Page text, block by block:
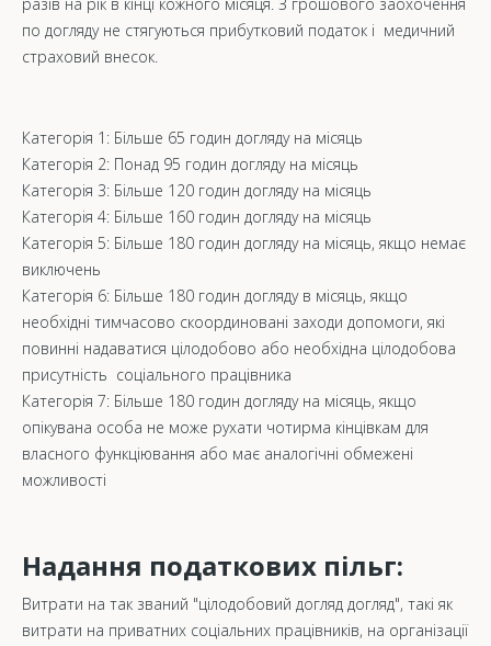
по догляду не стягуються прибутковий податок і медичний
страховий внесок.
Категорія 1: Більше 65 годин догляду на місяць
Категорія 2: Понад 95 годин догляду на місяць
Категорія 3: Більше 120 годин догляду на місяць
Категорія 4: Більше 160 годин догляду на місяць
Категорія 5: Більше 180 годин догляду на місяць, якщо немає
виключень
Категорія 6: Більше 180 годин догляду в місяць, якщо
необхідні тимчасово скоординовані заходи допомоги, які
повинні надаватися цілодобово або необхідна цілодобова
присутність соціального працівника
Категорія 7: Більше 180 годин догляду на місяць, якщо
опікувана особа не може рухати чотирма кінцівкам для
власного функціювання або має аналогічні обмежені
можливості
Надання податкових пільг:
Витрати на так званий "цілодобовий догляд догляд", такі як
витрати на приватних соціальних працівників, на організації